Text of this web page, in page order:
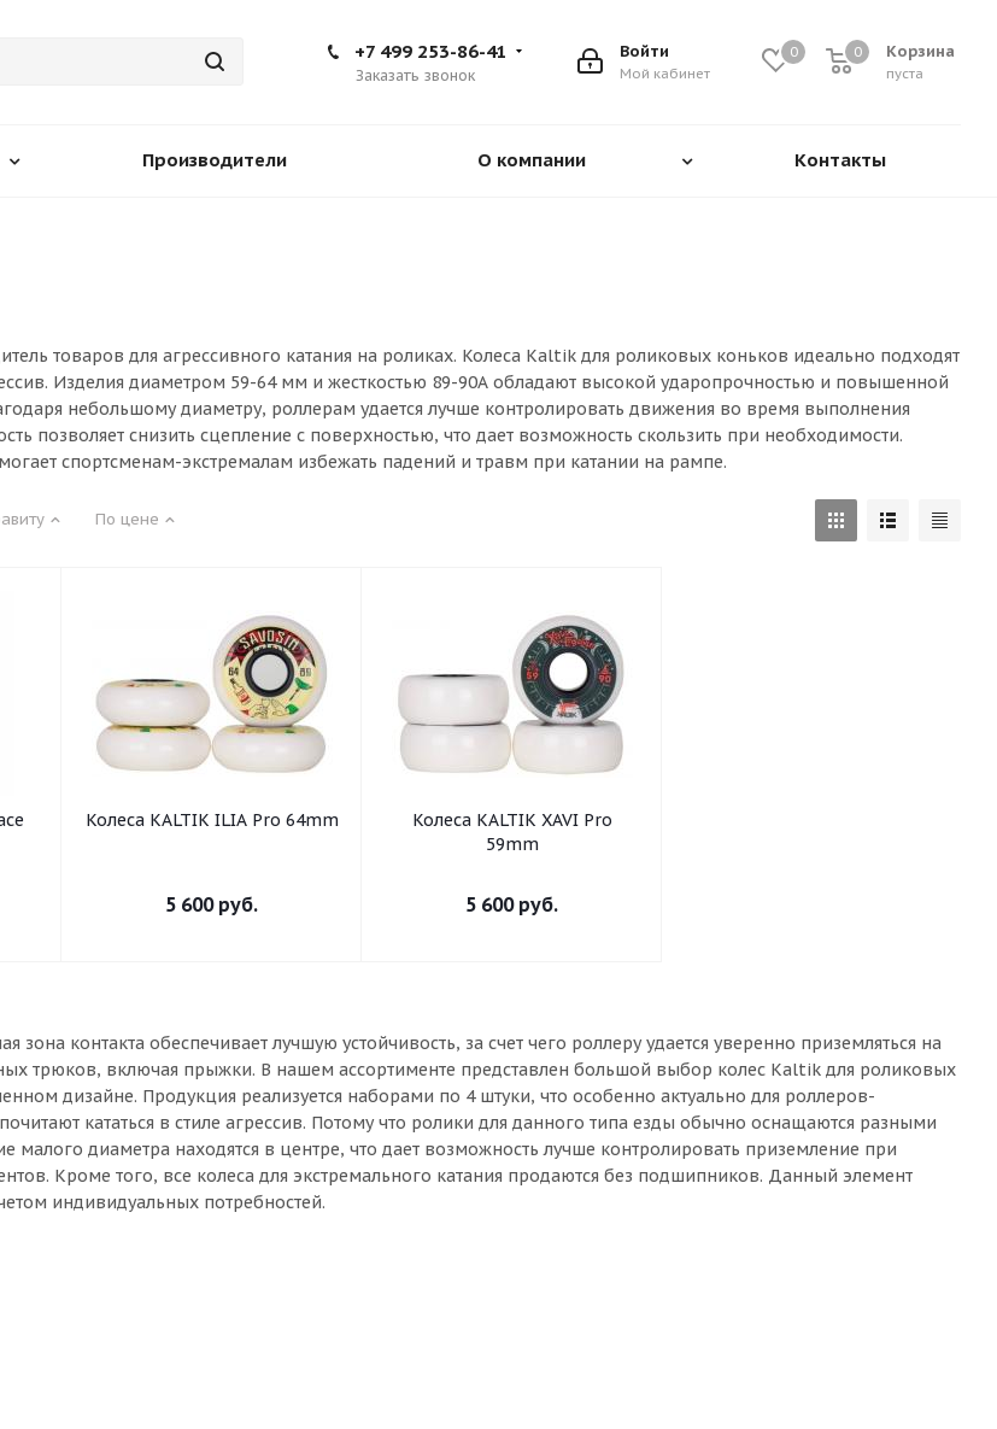
0 Корзина
пуста
0
Войти
Мой кабинет
+7 499 253-86-41
Заказать звонок
Производители О компании Контакты
товаров для агрессивного катания на роликах. Колеса Kaltik для роликовых коньков идеально подходят
Изделия диаметром 59-64 мм и жесткостью 89-90А обладают высокой ударопрочностью и повышенной
небольшому диаметру, роллерам удается лучше контролировать движения во время выполнения
позволяет снизить сцепление с поверхностью, что дает возможность скользить при необходимости.
спортсменам-экстремалам избежать падений и травм при катании на рампе.
По цене
Колеса KALTIK ILIA Pro 64mm
5 600руб.
Колеса KALTIK XAVI Pro
59mm
5 600руб.
контакта обеспечивает лучшую устойчивость, за счет чего роллеру удается уверенно приземляться на
трюков, включая прыжки. В нашем ассортименте представлен большой выбор колес Kaltik для роликовых
дизайне. Продукция реализуется наборами по 4 штуки, что особенно актуально для роллеров-
кататься в стиле агрессив. Потому что ролики для данного типа езды обычно оснащаются разными
малого диаметра находятся в центре, что дает возможность лучше контролировать приземление при
Кроме того, все колеса для экстремального катания продаются без подшипников. Данный элемент
индивидуальных потребностей.